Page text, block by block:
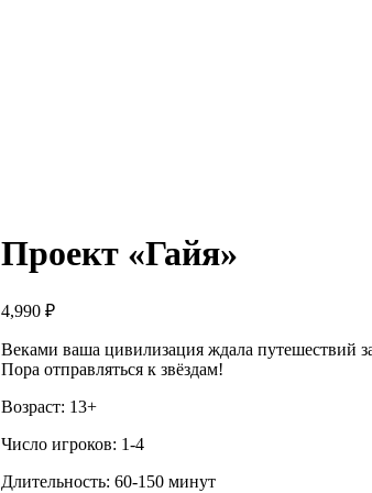
Проект «Гайя»
4,990 ₽
Веками ваша цивилизация ждала путешествий
Пора отправляться к звёздам!
Возраст: 13+
Число игроков: 1-4
Длительность: 60-150 минут